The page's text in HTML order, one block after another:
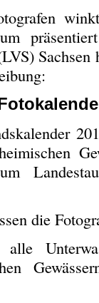
Sachsen
die